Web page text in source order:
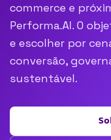
commerce e
Performa.AI. O
e escolher por
conversão,
sustentável.